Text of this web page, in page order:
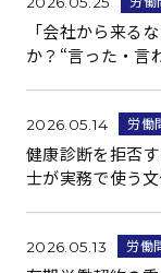
「会社から来る
か？“言った・言
2026.05.14 労働
健康診断を拒否
士が実務で使う
2026.05.13 労働